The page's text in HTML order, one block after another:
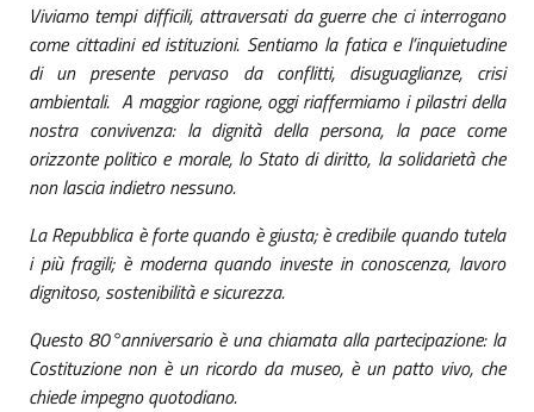
Viviamo tempi difficili, attraversati da guerre che ci interrogano
come cittadini ed istituzioni. Sentiamo la fatica e l’inquietudine
di un presente pervaso da conflitti, disuguaglianze, crisi
ambientali. A maggior ragione, oggi riaffermiamo i pilastri della
nostra convivenza: la dignità della persona, la pace come
orizzonte politico e morale, lo Stato di diritto, la solidarietà che
non lascia indietro nessuno.
La Repubblica è forte quando è giusta; è credibile quando tutela
i più fragili; è moderna quando investe in conoscenza, lavoro
dignitoso, sostenibilità e sicurezza.
Questo 80°anniversario è una chiamata alla partecipazione: la
Costituzione non è un ricordo da museo, è un patto vivo, che
chiede impegno quotodiano.